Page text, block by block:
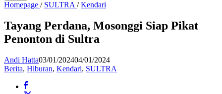
Homepage / SULTRA / Kendari
Mosonggi
Siap
di
Sultra
Tayang Perdana, Mosonggi Siap Pikat
Penonton di Sultra
Andi Hatta03/01/202404/01/2024
Berita, Hiburan, Kendari, SULTRA